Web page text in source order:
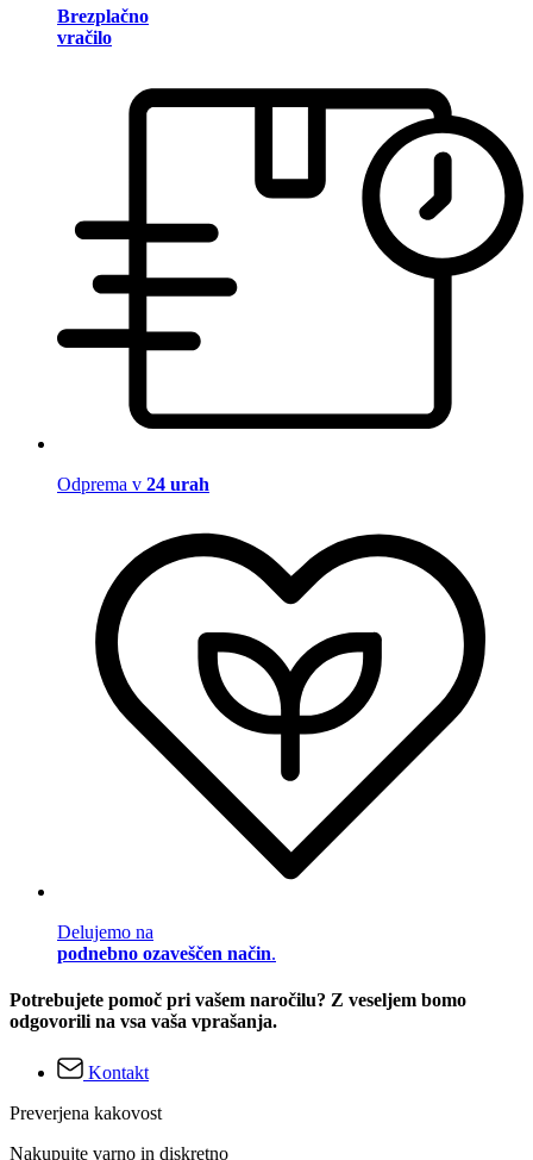
Brezplačno
vračilo
Odprema v 24 urah
Delujemo na
podnebno ozaveščen način.
Potrebujete pomoč pri vašem naročilu? Z veseljem bomo
odgovorili na vsa vaša vprašanja.
Kontakt
Preverjena kakovost
Nakupujte varno in diskretno